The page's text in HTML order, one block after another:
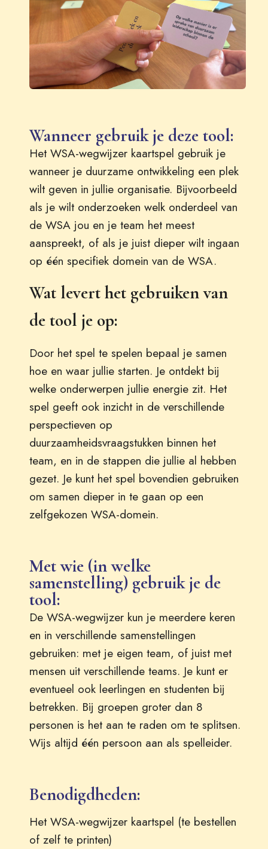
Wanneer gebruik je deze tool:
Het WSA-wegwijzer kaartspel gebruik je
wanneer je duurzame ontwikkeling een plek
wilt geven in jullie organisatie. Bijvoorbeeld
als je wilt onderzoeken welk onderdeel van
de WSA jou en je team het meest
aanspreekt, of als je juist dieper wilt ingaan
op één specifiek domein van de WSA.
Wat levert het gebruiken van
de tool je op:
Door het spel te spelen bepaal je samen
hoe en waar jullie starten. Je ontdekt bij
welke onderwerpen jullie energie zit. Het
spel geeft ook inzicht in de verschillende
perspectieven op
duurzaamheidsvraagstukken binnen het
team, en in de stappen die jullie al hebben
gezet. Je kunt het spel bovendien gebruiken
om samen dieper in te gaan op een
zelfgekozen WSA-domein.
Met wie (in welke
samenstelling) gebruik je de
tool:
De WSA-wegwijzer kun je meerdere keren
en in verschillende samenstellingen
gebruiken: met je eigen team, of juist met
mensen uit verschillende teams. Je kunt er
eventueel ook leerlingen en studenten bij
betrekken. Bij groepen groter dan 8
personen is het aan te raden om te splitsen.
Wijs altijd één persoon aan als spelleider.
Benodigdheden:
Het WSA-wegwijzer kaartspel (te bestellen
of zelf te printen)